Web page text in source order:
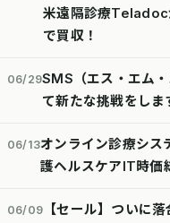
米遠隔診療
で買収！
06/29SMS（エス・エム
て新たな挑戦をしま
06/13オンライン診療シス
護ヘルスケアIT時価
06/09
【セール】ついに